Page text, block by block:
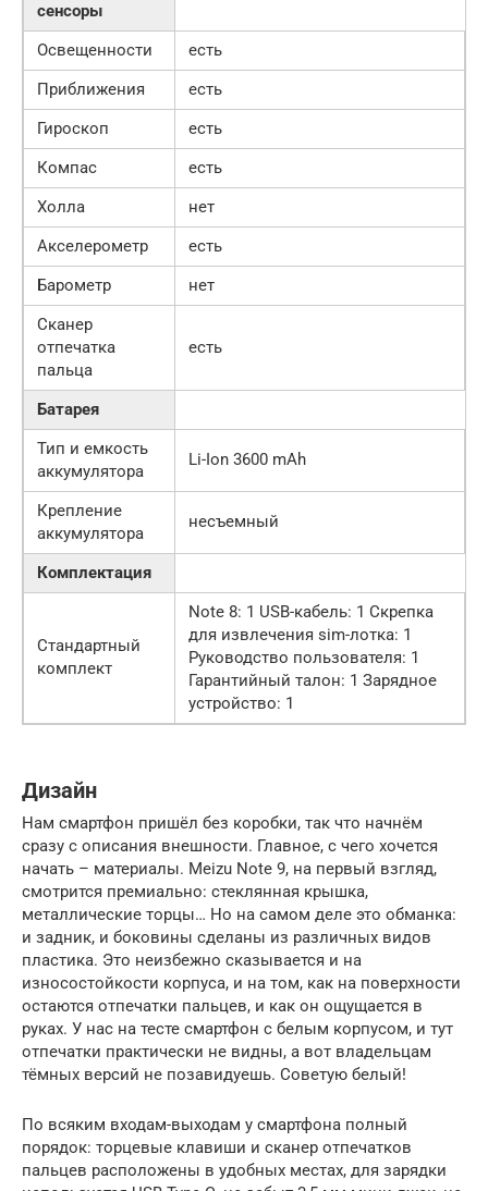
сенсоры
Освещенности
есть
Приближения
есть
Гироскоп
есть
Компас
есть
Холла
нет
Акселерометр
есть
Барометр
нет
Сканер
отпечатка
пальца
есть
Батарея
Тип и емкость
аккумулятора
Li-Ion 3600 mAh
Крепление
аккумулятора
несъемный
Комплектация
Стандартный
комплект
Note 8: 1 USB-кабель: 1 Скрепка
для извлечения sim-лотка: 1
Руководство пользователя: 1
Гарантийный талон: 1 Зарядное
устройство: 1
Дизайн
Нам смартфон пришёл без коробки, так что начнём
сразу с описания внешности. Главное, с чего хочется
начать – материалы. Meizu Note 9, на первый взгляд,
смотрится премиально: стеклянная крышка,
металлические торцы… Но на самом деле это обманка:
и задник, и боковины сделаны из различных видов
пластика. Это неизбежно сказывается и на
износостойкости корпуса, и на том, как на поверхности
остаются отпечатки пальцев, и как он ощущается в
руках. У нас на тесте смартфон с белым корпусом, и тут
отпечатки практически не видны, а вот владельцам
тёмных версий не позавидуешь. Советую белый!
По всяким входам-выходам у смартфона полный
порядок: торцевые клавиши и сканер отпечатков
пальцев расположены в удобных местах, для зарядки